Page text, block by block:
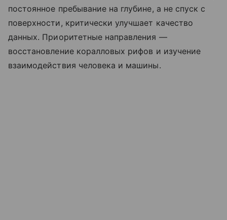
постоянное пребывание на глубине, а не спуск с
поверхности, критически улучшает качество
данных. Приоритетные направления —
восстановление коралловых рифов и изучение
взаимодействия человека и машины.